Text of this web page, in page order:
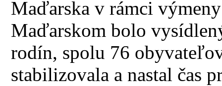
Maďarska v rámci
Maďarskom bolo
rodín, spolu 76
stabilizovala a nastal čas